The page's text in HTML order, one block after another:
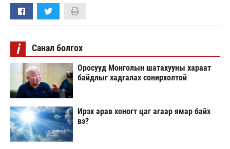
i Санал болгох
Оросууд Монголын шатахууны хараат
байдлыг хадгалах сонирхолтой
Ирэх арав хоногт цаг агаар ямар байх
вэ?